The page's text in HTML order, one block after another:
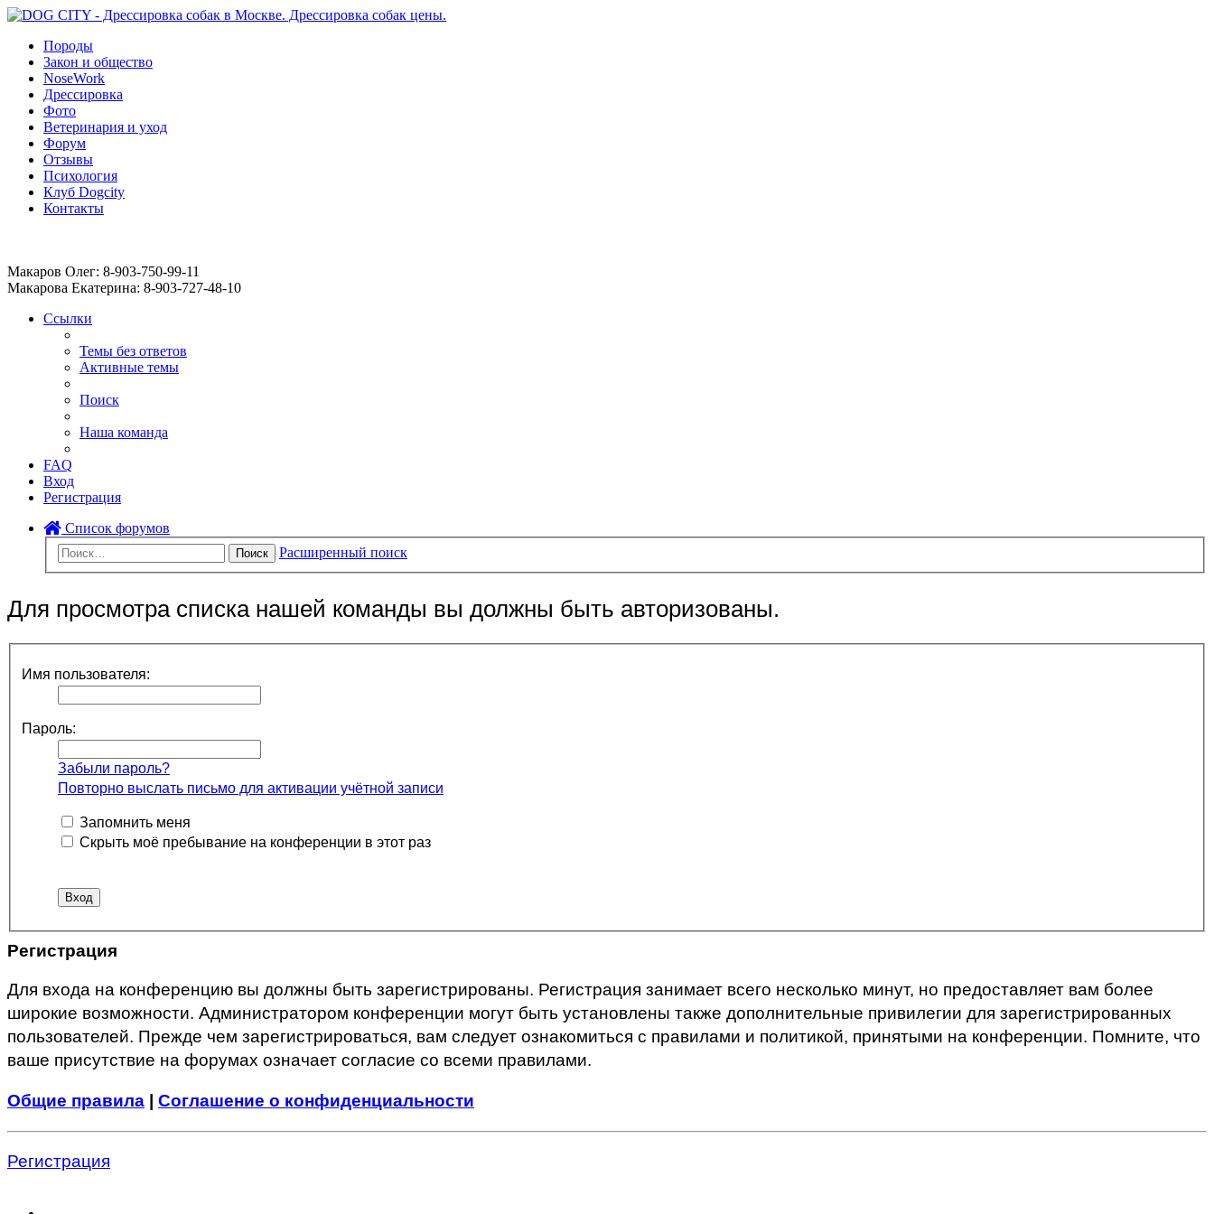
Породы
Закон и общество
NoseWork
Дрессировка
Фото
Ветеринария и уход
Форум
Отзывы
Психология
Клуб Dogcity
Контакты
Макаров Олег: 8-903-750-99-11
Макарова Екатерина: 8-903-727-48-10
Ссылки
Темы без ответов
Активные темы
Поиск
Наша команда
FAQ
Вход
Регистрация
Список форумов
Поиск Расширенный поиск
Для просмотра списка нашей команды вы должны быть авторизованы.
Имя пользователя:
Пароль:
Забыли пароль?
Повторно выслать письмо для активации учётной записи
Запомнить меня
Скрыть моё пребывание на конференции в этот раз
Регистрация
Для входа на конференцию вы должны быть зарегистрированы. Регистрация занимает всего несколько минут, но предоставляет вам более
широкие возможности. Администратором конференции могут быть установлены также дополнительные привилегии для зарегистрированных
пользователей. Прежде чем зарегистрироваться, вам следует ознакомиться с правилами и политикой, принятыми на конференции. Помните, что
ваше присутствие на форумах означает согласие со всеми правилами.
Общие правила Соглашение о конфиденциальности
Регистрация